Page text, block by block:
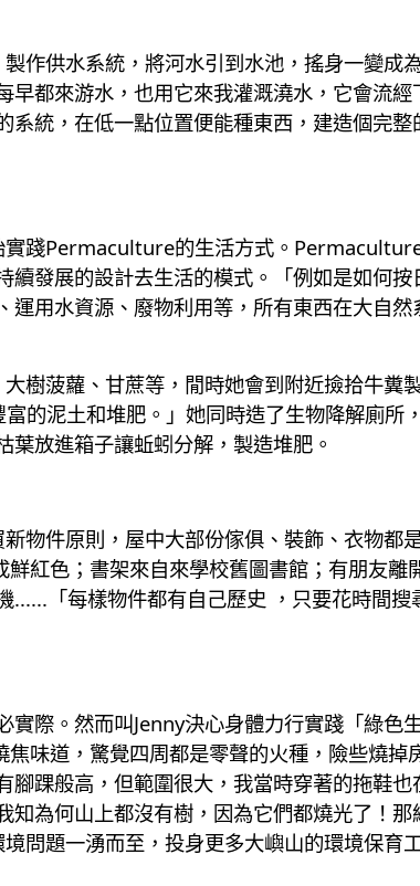
作供水系統，將河水引到水池，搖身一變成
都來游水，也用它來我灌溉澆水，它會流經
統，在低一點位置便能種東西，建造個完整
實踐Permaculture的生活方式。
續發展的設計去生活的模式。「例如是如何按
用水資源、廢物利用等，所有東西在大自然
樹菠蘿、甘蔗等，閒時她會到附近撿拾牛糞
的泥土和堆肥。」她同時造了生物降解廁所
放進箱子讓蚯蚓分解，製造堆肥。
物件原則，屋中大部份傢俱、裝飾、衣物都
紅色；書架來自來學校舊圖書館；有朋友離
「每樣物件都有自己歷史 ，只要花時間搜
際。然而叫Jenny決心身體力行實踐「綠色生
味道，驚覺四周都是零聲的火種，險些燒掉
腳踝般高，但範圍很大，我當時穿著的拖鞋也
為何山上都沒有樹，因為它們都燒光了！那
問題一湧而至，投身更多大嶼山的環境保育